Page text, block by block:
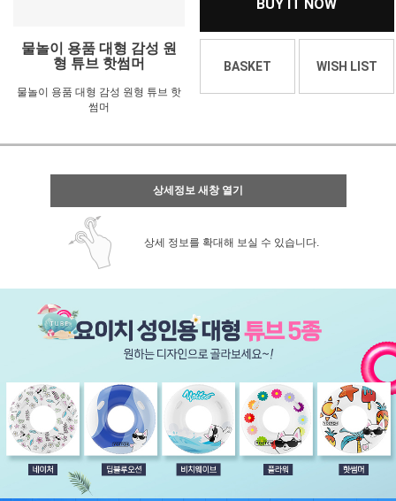
물놀이 용품 대형 감성 원
형 튜브 핫썸머
물놀이 용품 대형 감성 원형 튜브 핫
썸머
BUY IT NOW
BASKET WISH LIST
상세정보 새창 열기
상세 정보를 확대해 보실 수 있습니다.